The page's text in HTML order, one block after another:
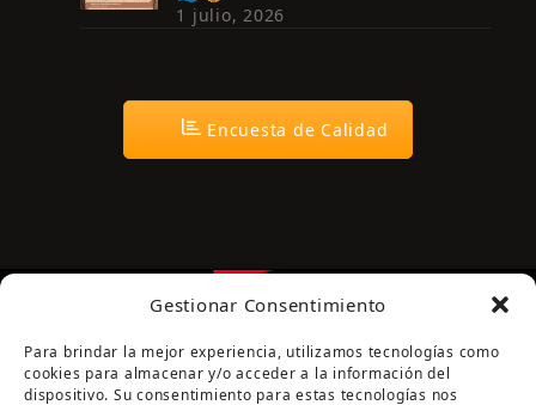
Gestionar Consentimiento
Para brindar la mejor experiencia, utilizamos tecnologías como
cookies para almacenar y/o acceder a la información del
dispositivo. Su consentimiento para estas tecnologías nos
1 julio, 2026
Encuesta de Calidad